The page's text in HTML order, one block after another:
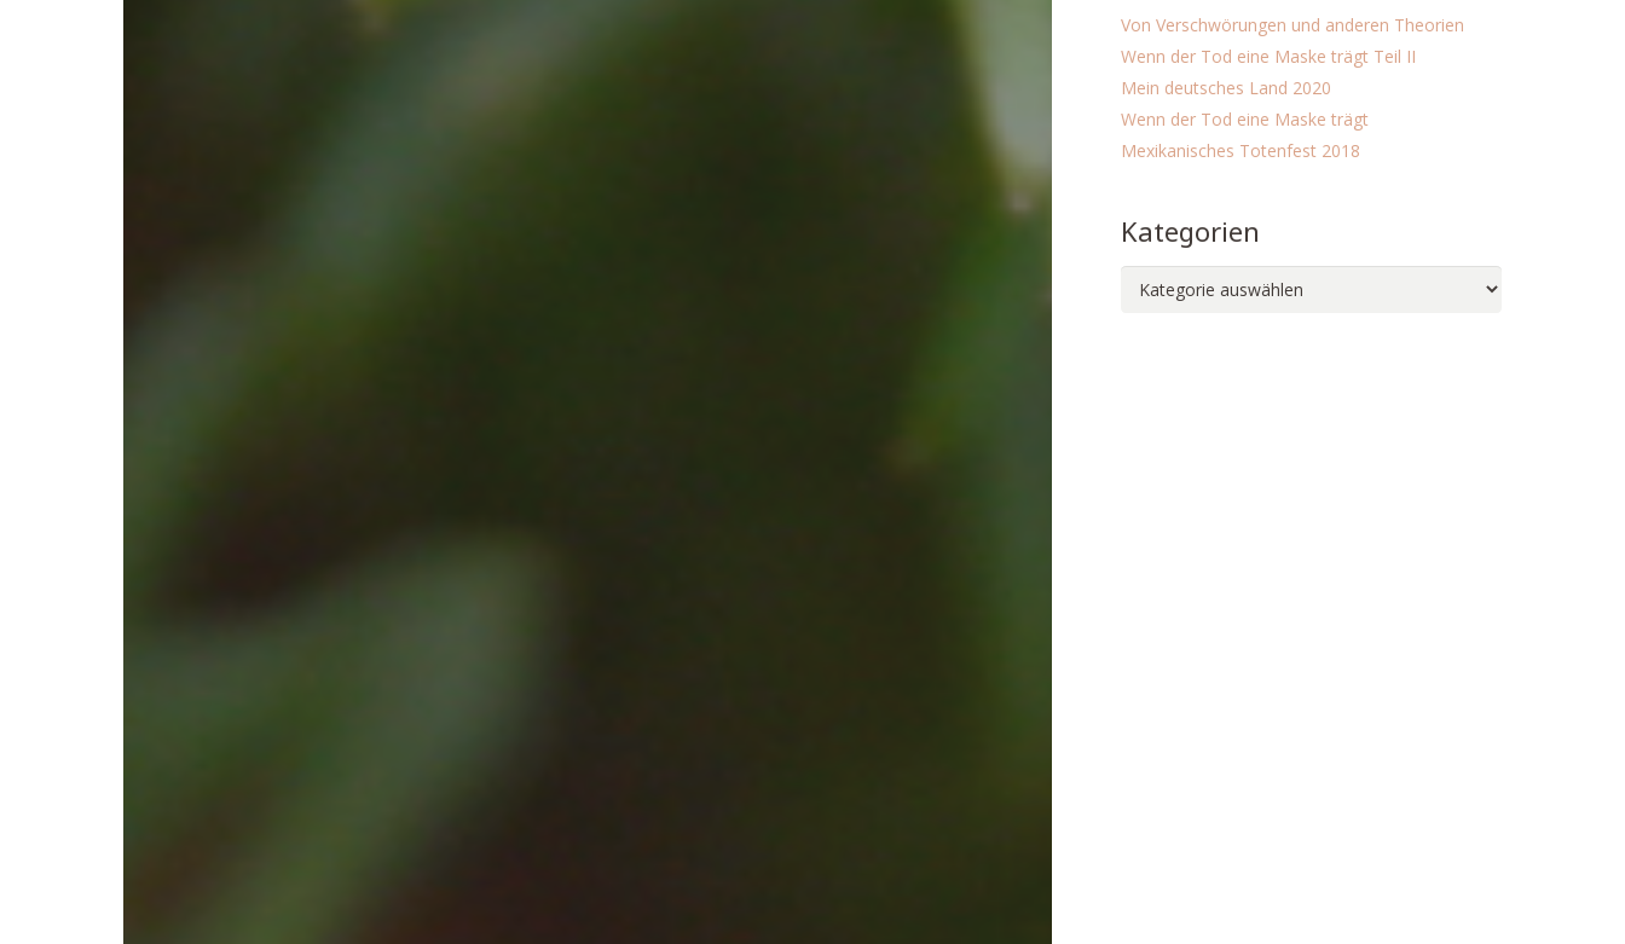
Von Verschwörungen und anderen Theorien
Wenn der Tod eine Maske trägt Teil II
Mein deutsches Land 2020
Wenn der Tod eine Maske trägt
Mexikanisches Totenfest 2018
Kategorien
Kategorien